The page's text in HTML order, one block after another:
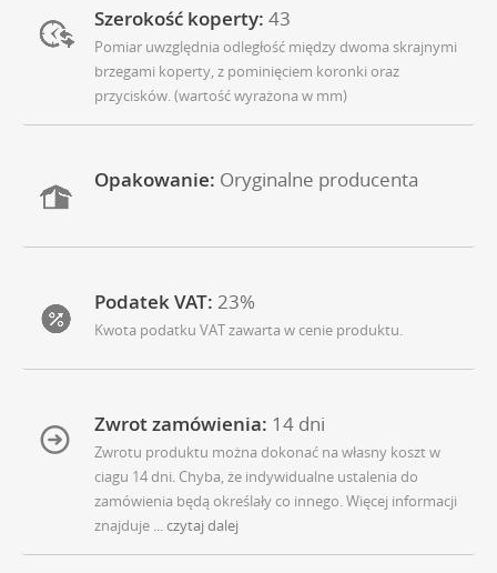
Szerokość koperty: 43
Pomiar uwzględnia odległość między dwoma skrajnymi
brzegami koperty, z pominięciem koronki oraz
przycisków. (wartość wyrażona w mm)
Opakowanie: Oryginalne producenta
Podatek VAT: 23%
Kwota podatku VAT zawarta w cenie produktu.
Zwrot zamówienia: 14 dni
Zwrotu produktu można dokonać na własny koszt w
ciagu 14 dni. Chyba, że indywidualne ustalenia do
zamówienia będą określały co innego. Więcej informacji
znajduje ... czytaj dalej